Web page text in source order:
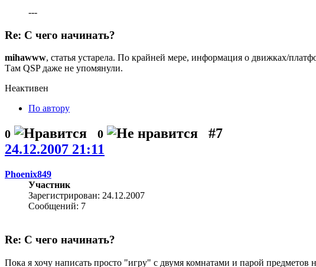
---
Re: С чего начинать?
mihawww, статья устарела. По крайней мере, информация о движках/
Там QSP даже не упомянули.
Неактивен
По автору
0 0
#7
24.12.2007 21:11
Phoenix849
Участник
Зарегистрирован: 24.12.2007
Сообщений: 7
Re: С чего начинать?
Пока я хочу написать просто "игру" с двумя комнатами и парой предметов